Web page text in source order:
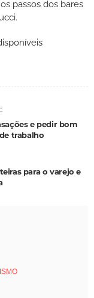
passos dos bares
e pedir bom
trabalho
para o varejo e